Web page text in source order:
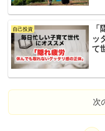
自己投資
ッ
て
次